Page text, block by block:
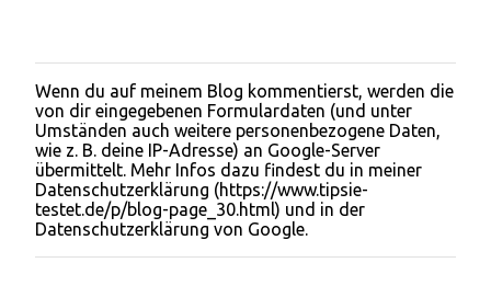
K
o
m
m
e
n
t
a
r
Wenn du auf meinem Blog kommentierst, werden die
von dir eingegebenen Formulardaten (und unter
Umständen auch weitere personenbezogene Daten,
wie z. B. deine IP-Adresse) an Google-Server
übermittelt. Mehr Infos dazu findest du in meiner
Datenschutzerklärung (https://www.tipsie-
testet.de/p/blog-page_30.html) und in der
Datenschutzerklärung von Google.